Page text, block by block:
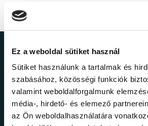
Ez a weboldal sütiket használ
Sütiket használunk a tartalmak és
szabásához, közösségi funkciók
valamint weboldalforgalmunk
média-, hirdető- és elemező
az Ön weboldalhasználatára
Ne maradj
legfrissebb